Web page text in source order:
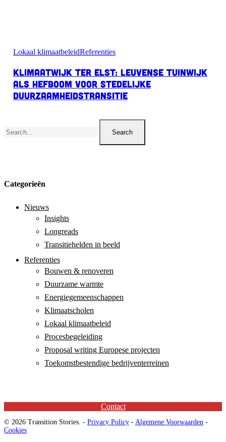
Elst:
tuinwijk
hefboom
voor
Lokaal klimaatbeleidReferenties
Klimaatwijk Ter Elst: Leuvense tuinwijk
als hefboom voor stedelijke
duurzaamheidstransitie
Search
Categorieën
Nieuws
Insights
Longreads
Transitiehelden in beeld
Referenties
Bouwen & renoveren
Duurzame warmte
Energiegemeenschappen
Klimaatscholen
Lokaal klimaatbeleid
Procesbegeleiding
Proposal writing Europese projecten
Toekomstbestendige bedrijventerreinen
Contact
© 2026 Transition Stories. - Privacy Policy - Algemene Voorwaarden -
Cookies